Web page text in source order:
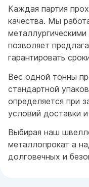
Каждая партия
качества. Мы
позволяет
гарантировать
Вес одной тонны
стандартной
определяется при
условий доставки
Выбирая наш
металлопрокат а
долговечных и